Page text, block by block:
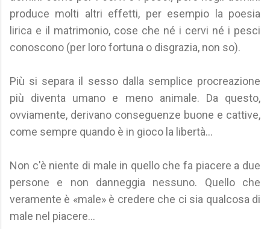
produce molti altri effetti, per esempio la poesia
lirica e il matrimonio, cose che né i cervi né i pesci
conoscono (per loro fortuna o disgrazia, non so).
Più si separa il sesso dalla semplice procreazione
più diventa umano e meno animale. Da questo,
ovviamente, derivano conseguenze buone e cattive,
come sempre quando è in gioco la libertà...
Non c'è niente di male in quello che fa piacere a due
persone e non danneggia nessuno. Quello che
veramente è «male» è credere che ci sia qualcosa di
male nel piacere...